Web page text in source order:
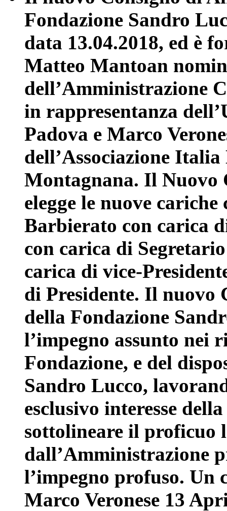
Fondazione Sandro
data 13.04.2018, ed è
Matteo Mantoan
dell’Amministrazione
in rappresentanza
Padova e Marco
dell’Associazione
Montagnana. Il Nuovo
elegge le nuove
Barbierato con carica
con carica di
carica di vice-
di Presidente. Il nuovo
della Fondazione
l’impegno assunto nei
Fondazione, e del
Sandro Lucco,
esclusivo interesse
sottolineare il proficuo
dall’Amministrazione
l’impegno profuso. Un
Marco Veronese 13